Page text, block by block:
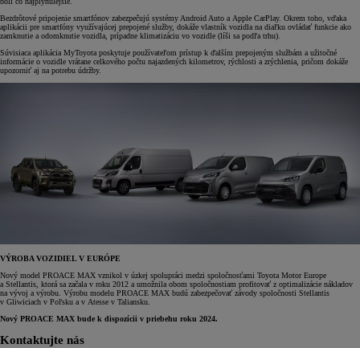
Bezdrôtové pripojenie smartfónov zabezpečujú systémy Android Auto a Apple CarPlay. Okrem toho, vďaka
aplikácii pre smartfóny využívajúcej prepojené služby, dokáže vlastník vozidla na diaľku ovládať funkcie ako
zamknutie a odomknutie vozidla, prípadne klimatizáciu vo vozidle (líši sa podľa trhu).
Súvisiaca aplikácia MyToyota poskytuje používateľom prístup k ďalším prepojeným službám a užitočné
informácie o vozidle vrátane celkového počtu najazdených kilometrov, rýchlosti a zrýchlenia, pričom dokáže
upozorniť aj na potrebu údržby.
VÝROBA VOZIDIEL V EURÓPE
Nový model PROACE MAX vznikol v úzkej spolupráci medzi spoločnosťami Toyota Motor Europe
a Stellantis, ktorá sa začala v roku 2012 a umožnila obom spoločnostiam profitovať z optimalizácie nákladov
na vývoj a výrobu. Výrobu modelu PROACE MAX budú zabezpečovať závody spoločnosti Stellantis
v Gliwiciach v Poľsku a v Atesse v Taliansku.
Nový PROACE MAX bude k dispozícii v priebehu roku 2024.
Kontaktujte nás